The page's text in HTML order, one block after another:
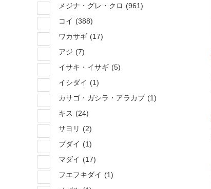
メジナ・グレ・クロ (961)
コイ (388)
ワカサギ (17)
アジ (7)
イサキ・イサギ (5)
イシダイ (1)
カサゴ・ガシラ・アラカブ (1)
キス (24)
サヨリ (2)
ブダイ (1)
マダイ (17)
フエフキダイ (1)